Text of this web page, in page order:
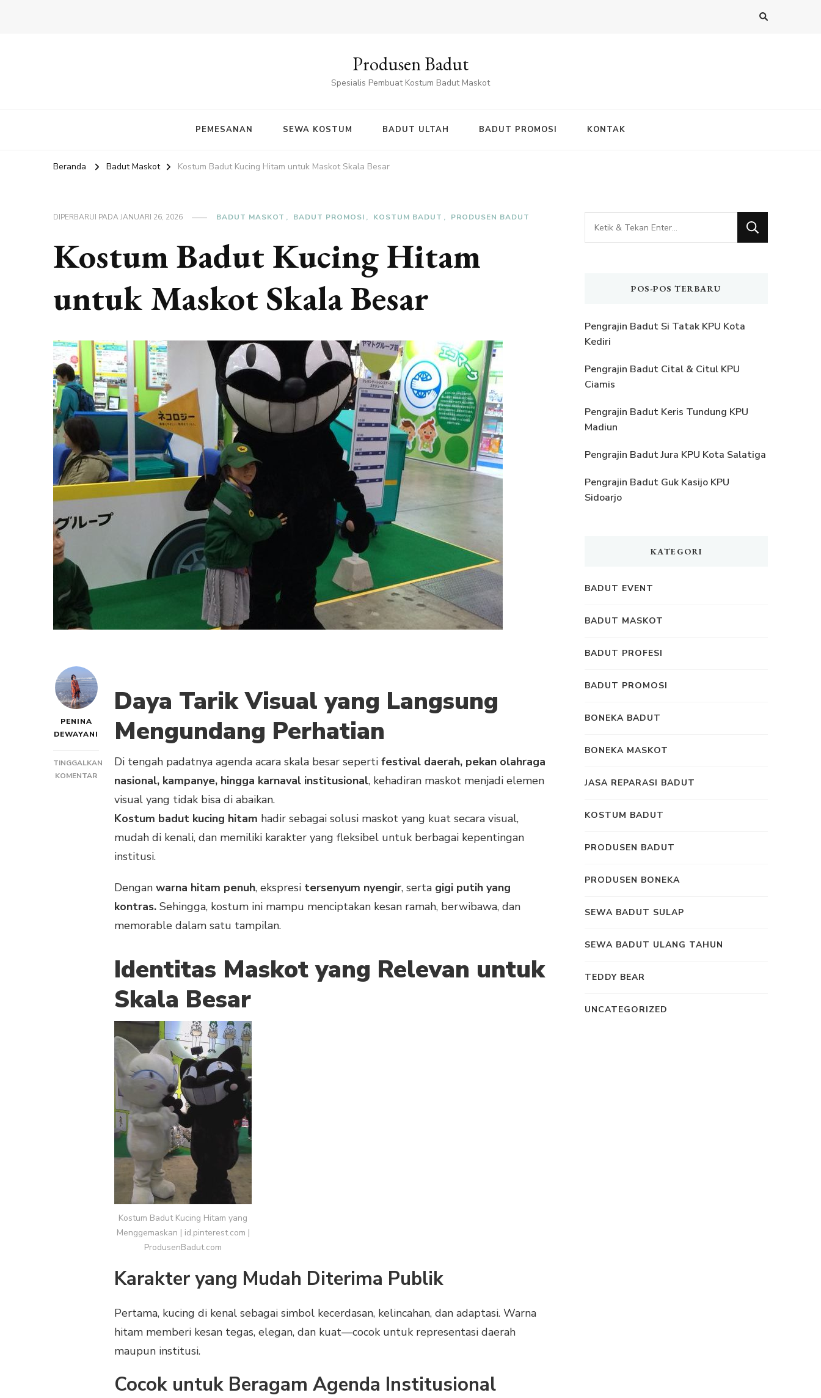
Produsen Badut
Spesialis Pembuat Kostum Badut Maskot
PEMESANAN SEWA KOSTUM BADUT ULTAH BADUT PROMOSI KONTAK
Beranda Badut Maskot Kostum Badut Kucing Hitam untuk Maskot Skala Besar
DIPERBARUI PADAJANUARI 26, 2026 BADUT MASKOT BADUT PROMOSI KOSTUM BADUT PRODUSEN BADUT
Kostum Badut Kucing Hitam
untuk Maskot Skala Besar
PENINA
DEWAYANI
TINGGALKAN
KOMENTARPADA
BADUT
KUCING
UNTUK
MASKOT
Daya Tarik Visual yang Langsung
Mengundang Perhatian
Di tengah padatnya agenda acara skala besar seperti festival daerah, pekan olahraga
nasional, kampanye, hingga karnaval institusional, kehadiran maskot menjadi elemen
visual yang tidak bisa di abaikan.
Kostum badut kucing hitam hadir sebagai solusi maskot yang kuat secara visual,
mudah di kenali, dan memiliki karakter yang fleksibel untuk berbagai kepentingan
institusi.
Dengan warna hitam penuh, ekspresi tersenyum nyengir, serta gigi putih yang
kontras. Sehingga, kostum ini mampu menciptakan kesan ramah, berwibawa, dan
memorable dalam satu tampilan.
Identitas Maskot yang Relevan untuk
Skala Besar
Kostum Badut Kucing Hitam yang
Menggemaskan | id.pinterest.com |
ProdusenBadut.com
Karakter yang Mudah Diterima Publik
Pertama, kucing di kenal sebagai simbol kecerdasan, kelincahan, dan adaptasi. Warna
hitam memberi kesan tegas, elegan, dan kuat—cocok untuk representasi daerah
maupun institusi.
Cocok untuk Beragam Agenda Institusional
Mencari
Sesuatu?
POS-POS TERBARU
Pengrajin Badut Si Tatak KPU Kota
Kediri
Pengrajin Badut Cital & Citul KPU
Ciamis
Pengrajin Badut Keris Tundung KPU
Madiun
Pengrajin Badut Jura KPU Kota Salatiga
Pengrajin Badut Guk Kasijo KPU
Sidoarjo
KATEGORI
BADUT EVENT
BADUT MASKOT
BADUT PROFESI
BADUT PROMOSI
BONEKA BADUT
BONEKA MASKOT
JASA REPARASI BADUT
KOSTUM BADUT
PRODUSEN BADUT
PRODUSEN BONEKA
SEWA BADUT SULAP
SEWA BADUT ULANG TAHUN
TEDDY BEAR
UNCATEGORIZED